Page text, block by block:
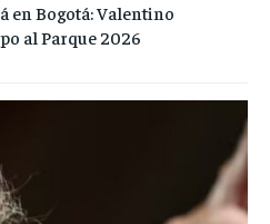
en Bogotá: Valentino
al Parque 2026